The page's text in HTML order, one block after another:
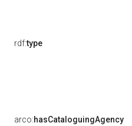
rdf:type
arco:hasCataloguingAgency